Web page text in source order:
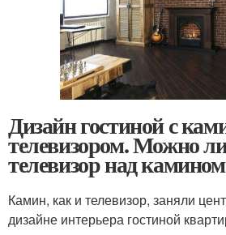
Дизайн гостиной с
телевизором. Можно
телевизор над камином
Камин, как и телевизор, заняли
дизайне интерьера гостиной